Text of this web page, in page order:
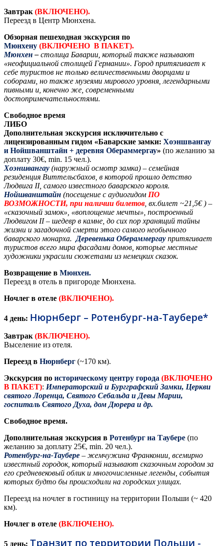
Завтрак (ВКЛЮЧЕНО).
Переезд в Центр Мюнхена.
Обзорная пешеходная экскурсия по
Мюнхену (ВКЛЮЧЕНО В ПАКЕТ).
Мюнхен– столица Баварии, который также называют
«неофициальной столицей Германии». Город притягивает к
себе туристов не только величественными дворцами и
соборами, но также музеями мирового уровня, легендарными
пивными и, конечно же, современными
достопримечательностями.
Свободное время
ЛИБО
Дополнительная экскурсия исключительно с
лицензированным гидом «Баварские замки: Хоэншвангау
и Нойшванштайн + деревня Обераммергау» (по желанию за
доплату 30€, min. 15 чел.).
Хоэншвангау (наружный осмотр замка) – семейная
резиденция Виттельсбахов, в которой прошло детство
Людвига II, самого известного баварского короля.
Нойшванштайн (посещение с аудиогидом ПО
ВОЗМОЖНОСТИ, при наличии билетов , вх.билет ~21,5€ ) –
«сказочный замок», «воплощение мечты», построенный
Людвигом II – шедевр в камне, до сих пор хранящий тайны
жизни и загадочной смерти этого самого необычного
баварского монарха. Деревенька Обераммергау притягивает
туристов всего мира фасадами домов, которые местные
художники украсили сюжетами из немецких сказок.
Возвращение в Мюнхен.
Переезд в отель в пригороде Мюнхена.
Ночлег в отеле (ВКЛЮЧЕНО).
4 день: Нюрнберг – Ротенбург-на-Таубере*
Завтрак (ВКЛЮЧЕНО).
Выселение из отеля.
Переезд в Нюрнберг (~170 км).
Экскурсия по историческому центру города (ВКЛЮЧЕНО
В ПАКЕТ): Императорский и Бургграфский Замки, Церкви
святого Лоренца, Святого Себальда и Девы Марии,
госпиталь Святого Духа, дом Дюрера и др.
Свободное время.
Дополнительная экскурсия в Ротенбург на Таубере (по
желанию за доплату 25€, min. 20 чел.).
Ротенбург-на-Таубере – жемчужина Франконии, всемирно
известный городок, который называют сказочным городом за
его средневековый облик и многочисленные легенды, события
которых будто бы происходили на городских улицах.
Переезд на ночлег в гостиницу на территории Польши (~ 420
км).
Ночлег в отеле (ВКЛЮЧЕНО).
5 день: Транзит по территории Польши -